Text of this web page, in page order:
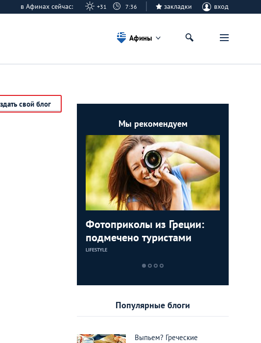
в Афинах сейчас: +31 7:36 закладки вход
Афины
свой блог
Мы рекомендуем
Фотоприколы из Греции:
подмечено туристами
LIFESTYLE
и землей: 5
lounge в
мира
Популярные блоги
Выпьем? Греческие